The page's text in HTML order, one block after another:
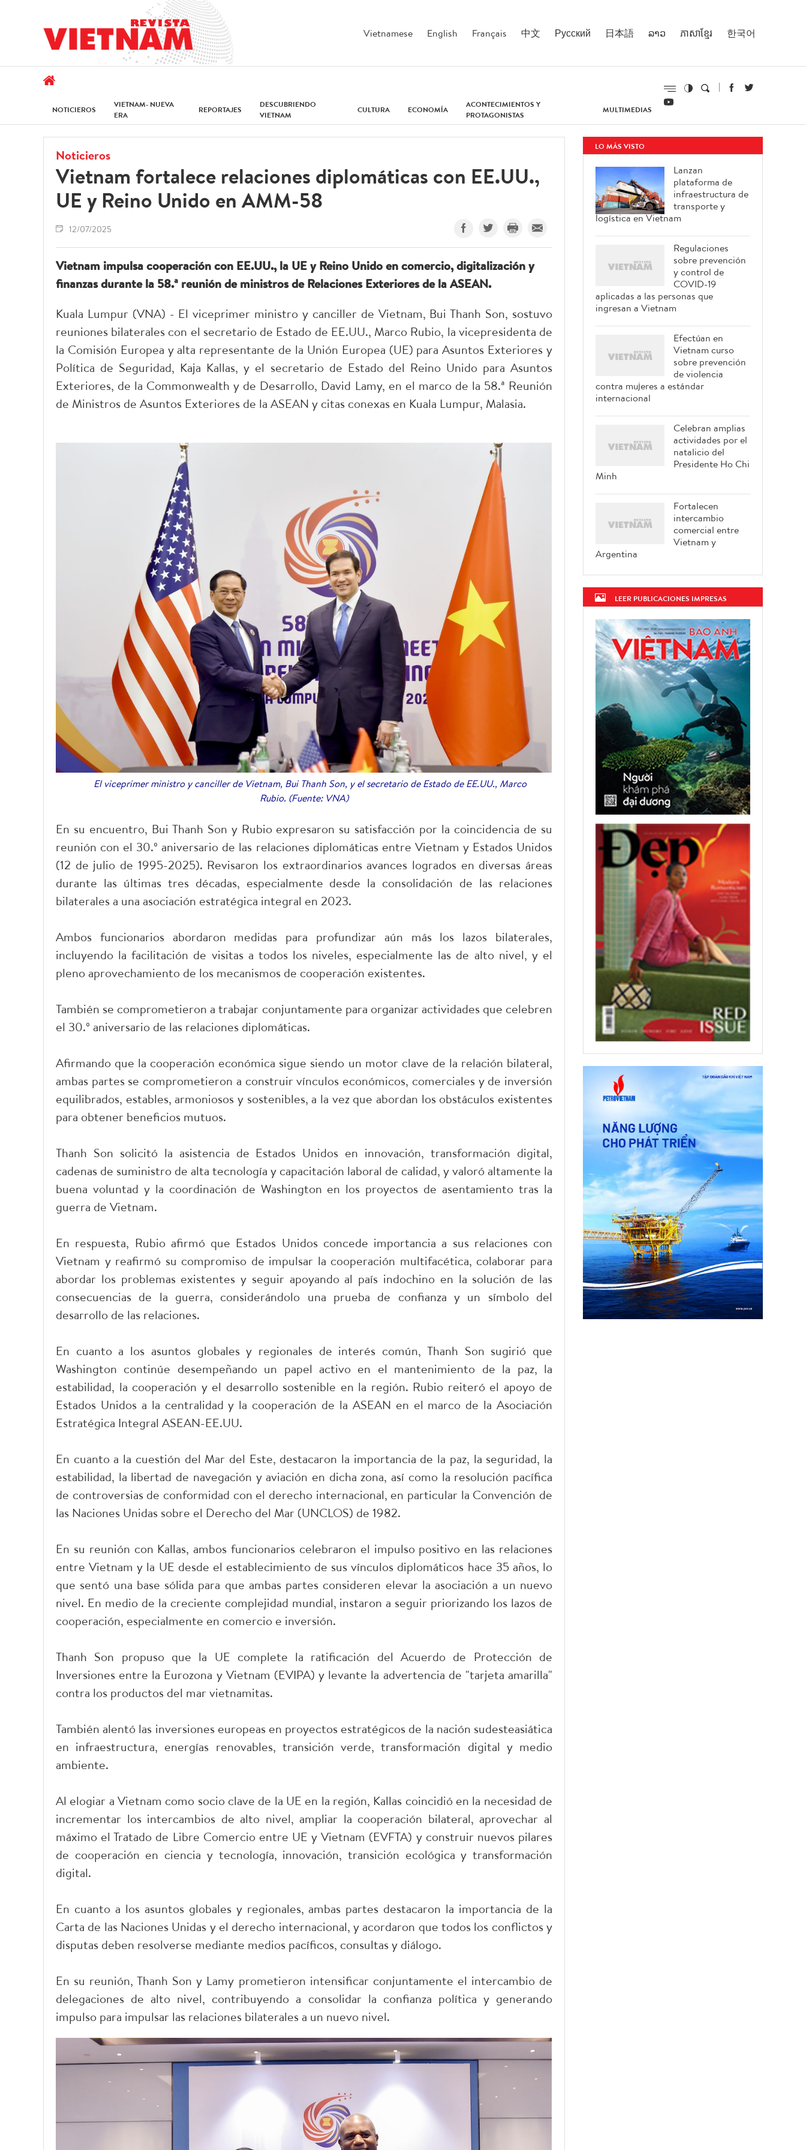
Vietnamese English Français 中文 Русский 日本語 ລາວ ភាសាខ្មែរ 한국어
NOTICIEROS
VIETNAM- NUEVA
ERA
REPORTAJES
DESCUBRIENDO
VIETNAM
CULTURA ECONOMÍA
ACONTECIMIENTOS Y
PROTAGONISTAS
MULTIMEDIAS
Noticieros
Vietnam fortalece relaciones diplomáticas con EE.UU.,
UE y Reino Unido en AMM-58
12/07/2025
Vietnam impulsa cooperación con EE.UU., la UE y Reino Unido en comercio, digitalización y
finanzas durante la 58.ª reunión de ministros de Relaciones Exteriores de la ASEAN.
Kuala Lumpur (VNA) - El viceprimer ministro y canciller de Vietnam, Bui Thanh Son, sostuvo
reuniones bilaterales con el secretario de Estado de EE.UU., Marco Rubio, la vicepresidenta de
la Comisión Europea y alta representante de la Unión Europea (UE) para Asuntos Exteriores y
Política de Seguridad, Kaja Kallas, y el secretario de Estado del Reino Unido para Asuntos
Exteriores, de la Commonwealth y de Desarrollo, David Lamy, en el marco de la 58.ª Reunión
de Ministros de Asuntos Exteriores de la ASEAN y citas conexas en Kuala Lumpur, Malasia.
El viceprimer ministro y canciller de Vietnam, Bui Thanh Son, y el secretario de Estado de EE.UU., Marco
Rubio. (Fuente: VNA)
En su encuentro, Bui Thanh Son y Rubio expresaron su satisfacción por la coincidencia de su
reunión con el 30.º aniversario de las relaciones diplomáticas entre Vietnam y Estados Unidos
(12 de julio de 1995-2025). Revisaron los extraordinarios avances logrados en diversas áreas
durante las últimas tres décadas, especialmente desde la consolidación de las relaciones
bilaterales a una asociación estratégica integral en 2023.
Ambos funcionarios abordaron medidas para profundizar aún más los lazos bilaterales,
incluyendo la facilitación de visitas a todos los niveles, especialmente las de alto nivel, y el
pleno aprovechamiento de los mecanismos de cooperación existentes.
También se comprometieron a trabajar conjuntamente para organizar actividades que celebren
el 30.º aniversario de las relaciones diplomáticas.
Afirmando que la cooperación económica sigue siendo un motor clave de la relación bilateral,
ambas partes se comprometieron a construir vínculos económicos, comerciales y de inversión
equilibrados, estables, armoniosos y sostenibles, a la vez que abordan los obstáculos existentes
para obtener beneficios mutuos.
Thanh Son solicitó la asistencia de Estados Unidos en innovación, transformación digital,
cadenas de suministro de alta tecnología y capacitación laboral de calidad, y valoró altamente la
buena voluntad y la coordinación de Washington en los proyectos de asentamiento tras la
guerra de Vietnam.
En respuesta, Rubio afirmó que Estados Unidos concede importancia a sus relaciones con
Vietnam y reafirmó su compromiso de impulsar la cooperación multifacética, colaborar para
abordar los problemas existentes y seguir apoyando al país indochino en la solución de las
consecuencias de la guerra, considerándolo una prueba de confianza y un símbolo del
desarrollo de las relaciones.
En cuanto a los asuntos globales y regionales de interés común, Thanh Son sugirió que
Washington continúe desempeñando un papel activo en el mantenimiento de la paz, la
estabilidad, la cooperación y el desarrollo sostenible en la región. Rubio reiteró el apoyo de
Estados Unidos a la centralidad y la cooperación de la ASEAN en el marco de la Asociación
Estratégica Integral ASEAN-EE.UU.
En cuanto a la cuestión del Mar del Este, destacaron la importancia de la paz, la seguridad, la
estabilidad, la libertad de navegación y aviación en dicha zona, así como la resolución pacífica
de controversias de conformidad con el derecho internacional, en particular la Convención de
las Naciones Unidas sobre el Derecho del Mar (UNCLOS) de 1982.
En su reunión con Kallas, ambos funcionarios celebraron el impulso positivo en las relaciones
entre Vietnam y la UE desde el establecimiento de sus vínculos diplomáticos hace 35 años, lo
que sentó una base sólida para que ambas partes consideren elevar la asociación a un nuevo
nivel. En medio de la creciente complejidad mundial, instaron a seguir priorizando los lazos de
cooperación, especialmente en comercio e inversión.
Thanh Son propuso que la UE complete la ratificación del Acuerdo de Protección de
Inversiones entre la Eurozona y Vietnam (EVIPA) y levante la advertencia de "tarjeta amarilla"
contra los productos del mar vietnamitas.
También alentó las inversiones europeas en proyectos estratégicos de la nación sudesteasiática
en infraestructura, energías renovables, transición verde, transformación digital y medio
ambiente.
Al elogiar a Vietnam como socio clave de la UE en la región, Kallas coincidió en la necesidad de
incrementar los intercambios de alto nivel, ampliar la cooperación bilateral, aprovechar al
máximo el Tratado de Libre Comercio entre UE y Vietnam (EVFTA) y construir nuevos pilares
de cooperación en ciencia y tecnología, innovación, transición ecológica y transformación
digital.
En cuanto a los asuntos globales y regionales, ambas partes destacaron la importancia de la
Carta de las Naciones Unidas y el derecho internacional, y acordaron que todos los conflictos y
disputas deben resolverse mediante medios pacíficos, consultas y diálogo.
En su reunión, Thanh Son y Lamy prometieron intensificar conjuntamente el intercambio de
delegaciones de alto nivel, contribuyendo a consolidar la confianza política y generando
impulso para impulsar las relaciones bilaterales a un nuevo nivel.
LO MÁS VISTO
Lanzan
plataforma de
infraestructura de
transporte y
logística en Vietnam
Regulaciones
sobre prevención
y control de
COVID-19
aplicadas a las personas que
ingresan a Vietnam
Efectúan en
Vietnam curso
sobre prevención
de violencia
contra mujeres a estándar
internacional
Celebran amplias
actividades por el
natalicio del
Presidente Ho Chi
Minh
Fortalecen
intercambio
comercial entre
Vietnam y
Argentina
LEER PUBLICACIONES IMPRESAS